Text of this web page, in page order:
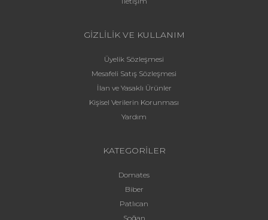
GİZLİLİK VE KULLANIM
Üyelik Sözleşmesi
Mesafeli Satış Sözleşmesi
İlan ve Yasaklı Ürünler
Kişisel Verilerin Korunması
Yardım
KATEGORİLER
Domates
Biber
Patlıcan
Soğan